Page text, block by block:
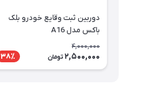
دوربین ثبت وقایع خودرو بلک
باکس مدل A16
4,000,000
2,500,000 تومان 38٪